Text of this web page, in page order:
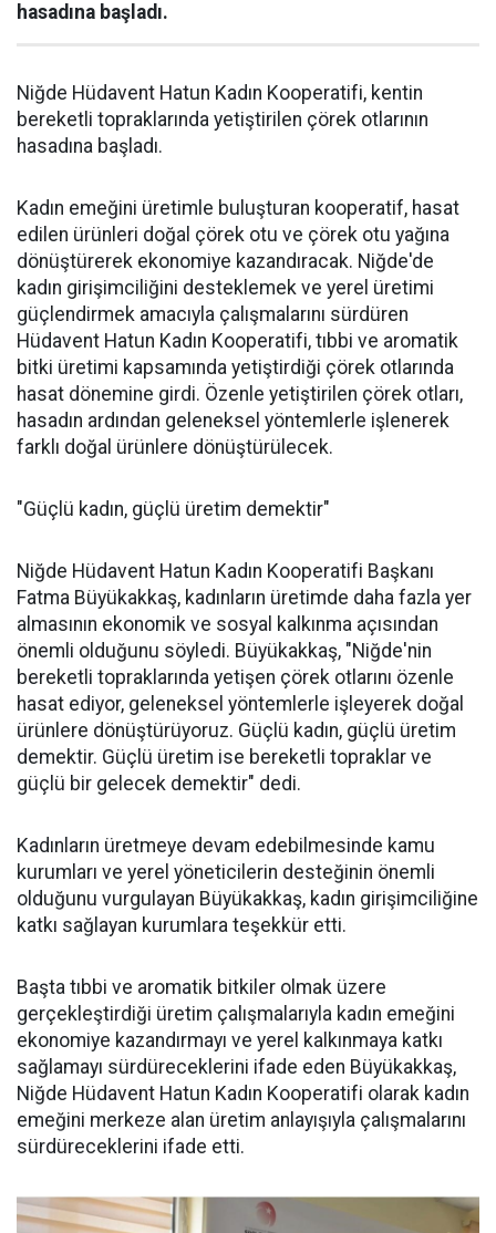
hasadına başladı.
Niğde Hüdavent Hatun Kadın Kooperatifi, kentin
bereketli topraklarında yetiştirilen çörek otlarının
hasadına başladı.
Kadın emeğini üretimle buluşturan kooperatif, hasat
edilen ürünleri doğal çörek otu ve çörek otu yağına
dönüştürerek ekonomiye kazandıracak. Niğde'de
kadın girişimciliğini desteklemek ve yerel üretimi
güçlendirmek amacıyla çalışmalarını sürdüren
Hüdavent Hatun Kadın Kooperatifi, tıbbi ve aromatik
bitki üretimi kapsamında yetiştirdiği çörek otlarında
hasat dönemine girdi. Özenle yetiştirilen çörek otları,
hasadın ardından geleneksel yöntemlerle işlenerek
farklı doğal ürünlere dönüştürülecek.
"Güçlü kadın, güçlü üretim demektir"
Niğde Hüdavent Hatun Kadın Kooperatifi Başkanı
Fatma Büyükakkaş, kadınların üretimde daha fazla yer
almasının ekonomik ve sosyal kalkınma açısından
önemli olduğunu söyledi. Büyükakkaş, "Niğde'nin
bereketli topraklarında yetişen çörek otlarını özenle
hasat ediyor, geleneksel yöntemlerle işleyerek doğal
ürünlere dönüştürüyoruz. Güçlü kadın, güçlü üretim
demektir. Güçlü üretim ise bereketli topraklar ve
güçlü bir gelecek demektir" dedi.
Kadınların üretmeye devam edebilmesinde kamu
kurumları ve yerel yöneticilerin desteğinin önemli
olduğunu vurgulayan Büyükakkaş, kadın girişimciliğine
katkı sağlayan kurumlara teşekkür etti.
Başta tıbbi ve aromatik bitkiler olmak üzere
gerçekleştirdiği üretim çalışmalarıyla kadın emeğini
ekonomiye kazandırmayı ve yerel kalkınmaya katkı
sağlamayı sürdüreceklerini ifade eden Büyükakkaş,
Niğde Hüdavent Hatun Kadın Kooperatifi olarak kadın
emeğini merkeze alan üretim anlayışıyla çalışmalarını
sürdüreceklerini ifade etti.